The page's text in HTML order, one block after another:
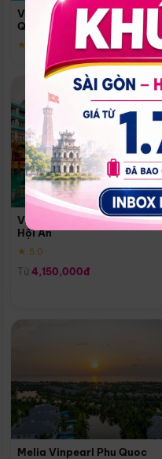
Vinpearl Resort & Spa Phu
Quoc
★ 5.0
Vinpearl Resort & Golf Nam
Hội An
★ 5.0
Từ 4,150,000đ
Melia Vinpearl Phu Quoc